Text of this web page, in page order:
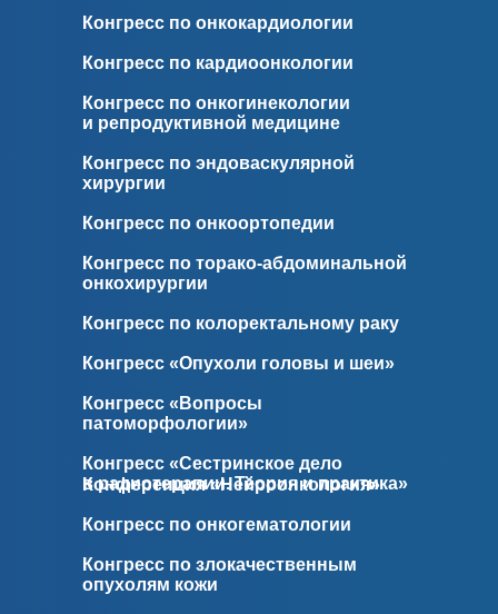
Конгресс по онкокардиологии
Конгресс по кардиоонкологии
Конгресс по онкогинекологии
и репродуктивной медицине
Конгресс по эндоваскулярной
хирургии
Конгресс по онкоортопедии
Конгресс по торако-абдоминальной
онкохирургии
Конгресс по колоректальному раку
Конгресс «Опухоли головы и шеи»
Конгресс «Вопросы
патоморфологии»
Конгресс «Сестринское дело
в радиотерапии. Теория и практика»
Конференция «Нейроонкология»
Конгресс по онкогематологии
Конгресс по злокачественным
опухолям кожи